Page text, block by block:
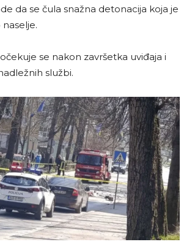
da se čula snažna detonacija koja je
se nakon završetka uviđaja i
službi.